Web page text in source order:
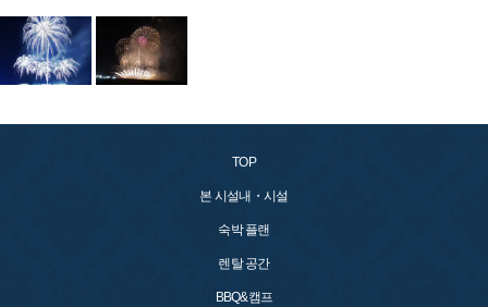
TOP
본 시설내・시설
숙박 플랜
렌탈 공간
BBQ&캠프